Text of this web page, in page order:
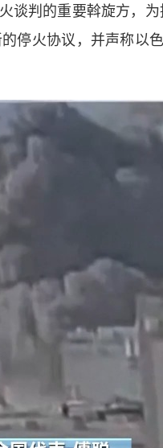
判的重要斡旋方，为
停火协议，并声称以